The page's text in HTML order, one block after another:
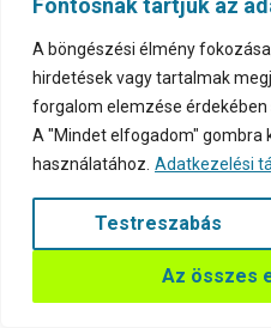
Fontosnak tartjuk az
A böngészési élmény
hirdetések vagy tartalmak
forgalom elemzése érdekében
A "Mindet elfogadom"
használatához. Adatkezelési
Testreszabás
Az összes